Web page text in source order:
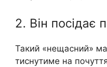
2. Він посідає
Такий «нещасний»
тиснутиме на